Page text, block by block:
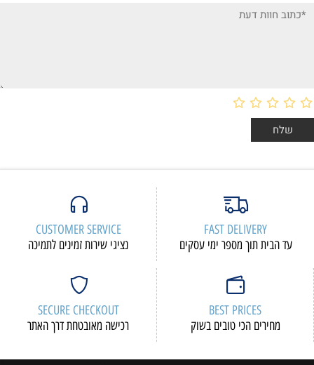
FAST DELIVERY
עד הבית תוך מספר ימי עסקים
CUSTOMER SERVICE
נציגי שירות זמינים לתמיכה
BEST PRICES
מחירים הכי טובים בשוק
SECURE CHECKOUT
רכישה מאובטחת דרך האתר